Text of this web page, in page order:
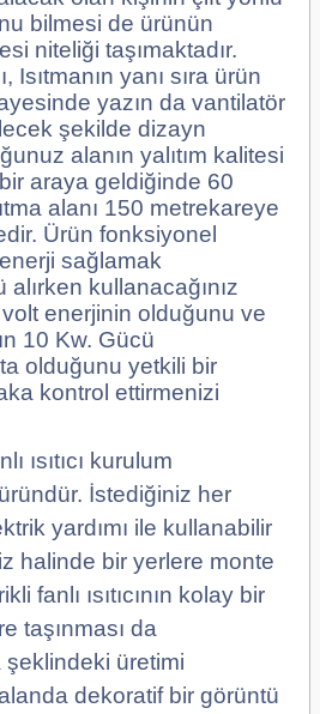
bilmesi de ürünün
niteliği taşımaktadır.
Isıtmanın yanı sıra ürün
yazın da vantilatör
şekilde dizayn
alanın yalıtım kalitesi
araya geldiğinde 60
alanı 150 metrekareye
Ürün fonksiyonel
sağlamak
kullanacağınız
enerjinin olduğunu ve
10 Kw. Gücü
olduğunu yetkili bir
kontrol ettirmenizi
ısıtıcı kurulum
İstediğiniz her
yardımı ile kullanabilir
halinde bir yerlere monte
fanlı ısıtıcının kolay bir
taşınması da
üretimi
dekoratif bir görüntü